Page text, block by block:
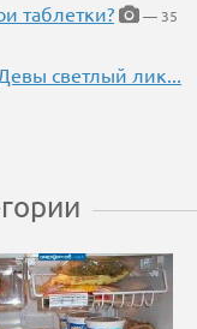
таблетки?
— 35
светлый лик...